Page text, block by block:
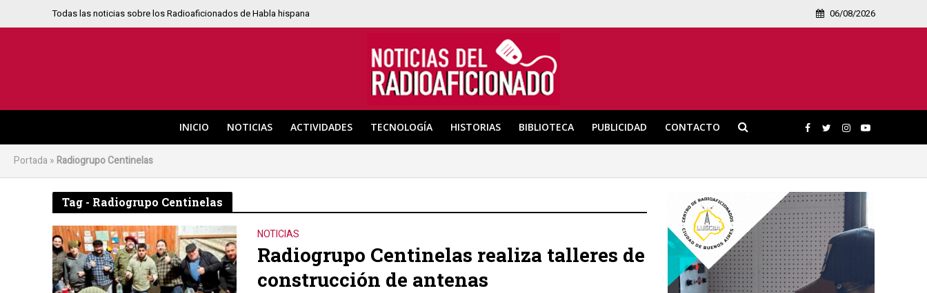
Todas las noticias sobre los Radioaficionados de Habla hispana 06/08/2026
INICIO NOTICIAS ACTIVIDADES TECNOLOGÍA HISTORIAS BIBLIOTECA PUBLICIDAD CONTACTO
Portada » Radiogrupo Centinelas
Tag - Radiogrupo Centinelas
NOTICIAS
Radiogrupo Centinelas realiza talleres de
construcción de antenas